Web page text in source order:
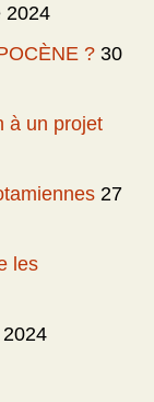
2024
? 30
à un projet
27
les